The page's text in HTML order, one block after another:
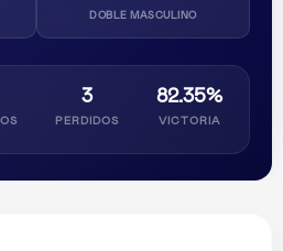
DOBLE MASCULINO
3
PERDIDOS
82.35%
VICTORIA